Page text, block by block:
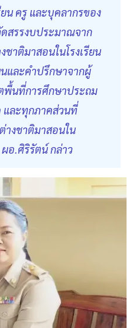
น ครู และบุคลากรของ
ดสรรงบประมาณจาก
าติมาสอนในโรงเรียน
และคำปรึกษาจากผู้
พื้นที่การศึกษาประถม
และทุกภาคส่วนที่
างชาติมาสอนใน
ผอ.ศิริรัตน์ กล่าว